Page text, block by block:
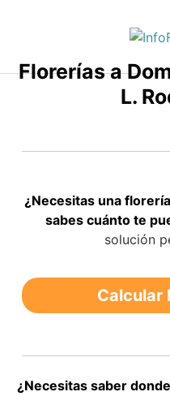
Florerías a
L.
¿Necesitas una
sabes cuánto te
solución
Calcular
¿Necesitas saber